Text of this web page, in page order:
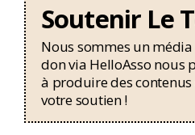
Soutenir Le
Nous sommes un
don via HelloAsso nous
à produire des
votre soutien !